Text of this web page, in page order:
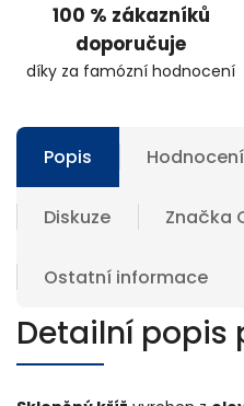
100 % zákazníků
doporučuje
díky za famózní hodnocení
Popis
Diskuze Značka
Ostatní informace
Detailní popis